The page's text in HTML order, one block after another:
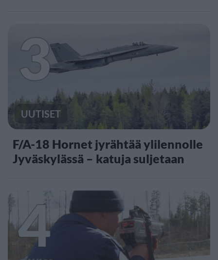
3
UUTISET
F/A-18 Hornet jyrähtää ylilennolle
Jyväskylässä – katuja suljetaan
4